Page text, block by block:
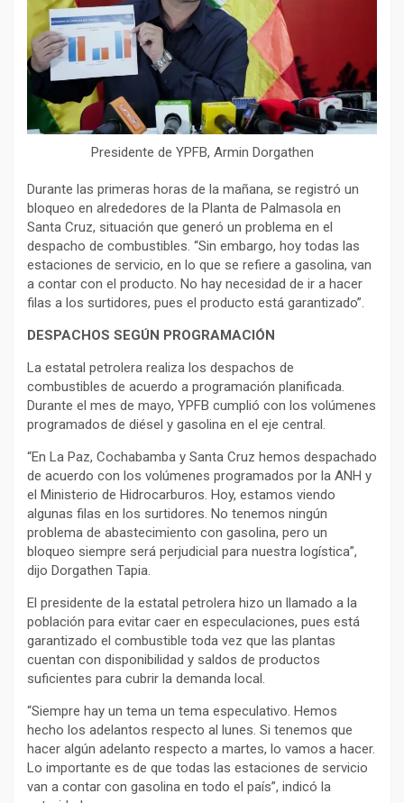
Presidente de YPFB, Armin Dorgathen
Durante las primeras horas de la mañana, se registró un
bloqueo en alrededores de la Planta de Palmasola en
Santa Cruz, situación que generó un problema en el
despacho de combustibles. “Sin embargo, hoy todas las
estaciones de servicio, en lo que se refiere a gasolina, van
a contar con el producto. No hay necesidad de ir a hacer
filas a los surtidores, pues el producto está garantizado”.
DESPACHOS SEGÚN PROGRAMACIÓN
La estatal petrolera realiza los despachos de
combustibles de acuerdo a programación planificada.
Durante el mes de mayo, YPFB cumplió con los volúmenes
programados de diésel y gasolina en el eje central.
“En La Paz, Cochabamba y Santa Cruz hemos despachado
de acuerdo con los volúmenes programados por la ANH y
el Ministerio de Hidrocarburos. Hoy, estamos viendo
algunas filas en los surtidores. No tenemos ningún
problema de abastecimiento con gasolina, pero un
bloqueo siempre será perjudicial para nuestra logística”,
dijo Dorgathen Tapia.
El presidente de la estatal petrolera hizo un llamado a la
población para evitar caer en especulaciones, pues está
garantizado el combustible toda vez que las plantas
cuentan con disponibilidad y saldos de productos
suficientes para cubrir la demanda local.
“Siempre hay un tema un tema especulativo. Hemos
hecho los adelantos respecto al lunes. Si tenemos que
hacer algún adelanto respecto a martes, lo vamos a hacer.
Lo importante es de que todas las estaciones de servicio
van a contar con gasolina en todo el país”, indicó la